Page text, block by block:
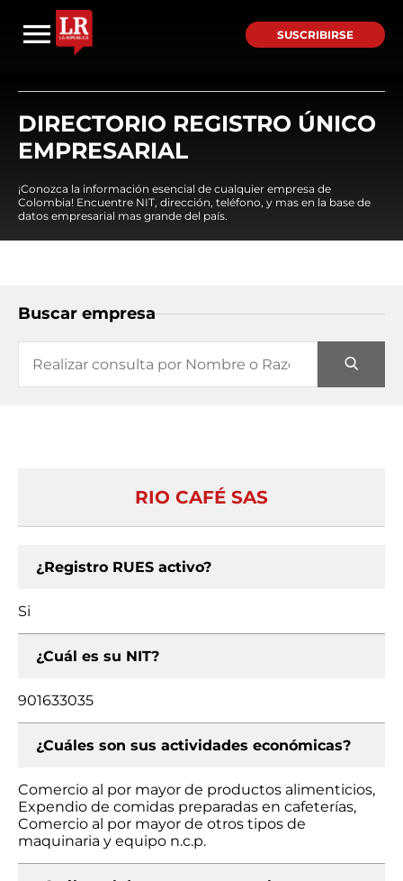
SUSCRIBIRSE
DIRECTORIO REGISTRO ÚNICO
EMPRESARIAL
¡Conozca la información esencial de cualquier empresa de
Colombia! Encuentre NIT, dirección, teléfono, y mas en la base de
datos empresarial mas grande del país.
Buscar empresa
RIO CAFÉ SAS
¿Registro RUES activo?
Si
¿Cuál es su NIT?
901633035
¿Cuáles son sus actividades económicas?
Comercio al por mayor de productos alimenticios,
Expendio de comidas preparadas en cafeterías,
Comercio al por mayor de otros tipos de
maquinaria y equipo n.c.p.